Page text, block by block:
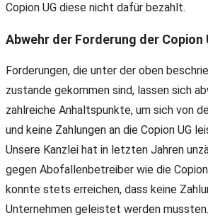
Copion UG diese nicht dafür bezahlt.
Abwehr der Forderung der Copion
Forderungen, die unter der oben
zustande gekommen sind, lassen sich
zahlreiche Anhaltspunkte, um sich von
und keine Zahlungen an die Copion UG
Unsere Kanzlei hat in letzten Jahren
gegen Abofallenbetreiber wie die
konnte stets erreichen, dass keine
Unternehmen geleistet werden